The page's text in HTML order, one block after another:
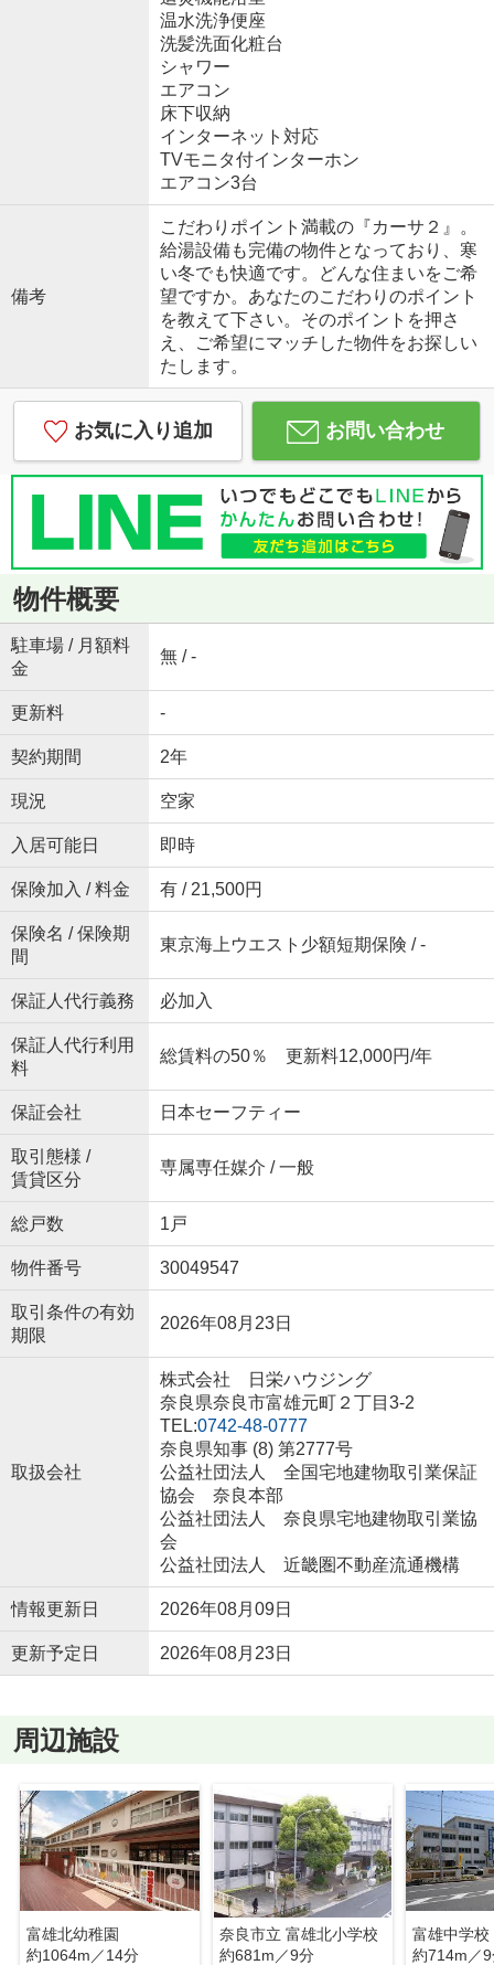
温水洗浄便座
洗髪洗面化粧台
シャワー
エアコン
床下収納
インターネット対応
TVモニタ付インターホン
エアコン3台
備考
こだわりポイント満載の『カーサ２』。
給湯設備も完備の物件となっており、寒
い冬でも快適です。どんな住まいをご希
望ですか。あなたのこだわりのポイント
を教えて下さい。そのポイントを押さ
え、ご希望にマッチした物件をお探しい
たします。
お気に入り追加 お問い合わせ
物件概要
駐車場 / 月額料
金
無 / -
更新料 -
契約期間 2年
現況 空家
入居可能日 即時
保険加入 / 料金 有 / 21,500円
保険名 / 保険期
間
東京海上ウエスト少額短期保険 / -
保証人代行義務 必加入
保証人代行利用
料
総賃料の50％ 更新料12,000円/年
保証会社 日本セーフティー
取引態様 /
賃貸区分
専属専任媒介 / 一般
総戸数 1戸
物件番号 30049547
取引条件の有効
期限
2026年08月23日
取扱会社
株式会社 日栄ハウジング
奈良県奈良市富雄元町２丁目3-2
TEL:0742-48-0777
奈良県知事 (8) 第2777号
公益社団法人 全国宅地建物取引業保証
協会 奈良本部
公益社団法人 奈良県宅地建物取引業協
会
公益社団法人 近畿圏不動産流通機構
情報更新日 2026年08月09日
更新予定日 2026年08月23日
周辺施設
富雄北幼稚園
約1064m／14分
奈良市立 富雄北小学校
約681m／9分
富雄中学校
約714m／